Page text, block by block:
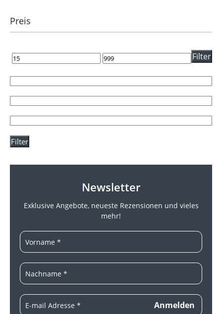
Preis
Filter
Filter
Newsletter
Exklusive Angebote, neueste Rezensionen und vieles
mehr!